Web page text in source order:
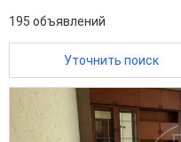
195 объявлений
Уточнить поиск